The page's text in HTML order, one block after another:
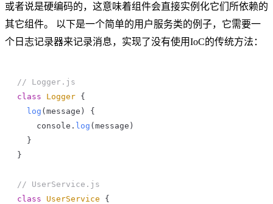
或者说是硬编码的，这意味着组件会直接实例化它们所依赖的
其它组件。 以下是一个简单的用户服务类的例子，它需要一
个日志记录器来记录消息，实现了没有使用IoC的传统方法：
// Logger.js
class Logger {
  log
( message ) {
    console
. log ( message )
  }
}
// UserService.js
class UserService {